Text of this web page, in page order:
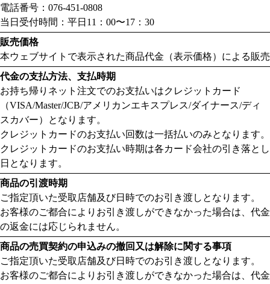
電話番号：076-451-0808
当日受付時間：平日11：00〜17：30
販売価格
本ウェブサイトで表示された商品代金（表示価格）による販売
代金の支払方法、支払時期
お持ち帰りネット注文でのお支払いはクレジットカード
（VISA/Master/JCB/アメリカンエキスプレス/ダイナース/ディ
スカバー）となります。
クレジットカードのお支払い回数は一括払いのみとなります。
クレジットカードのお支払い時期は各カード会社の引き落とし
日となります。
商品の引渡時期
ご指定頂いた受取店舗及び日時でのお引き渡しとなります。
お客様のご都合によりお引き渡しができなかった場合は、代金
の返金には応じられません。
商品の売買契約の申込みの撤回又は解除に関する事項
ご指定頂いた受取店舗及び日時でのお引き渡しとなります。
お客様のご都合によりお引き渡しができなかった場合は、代金